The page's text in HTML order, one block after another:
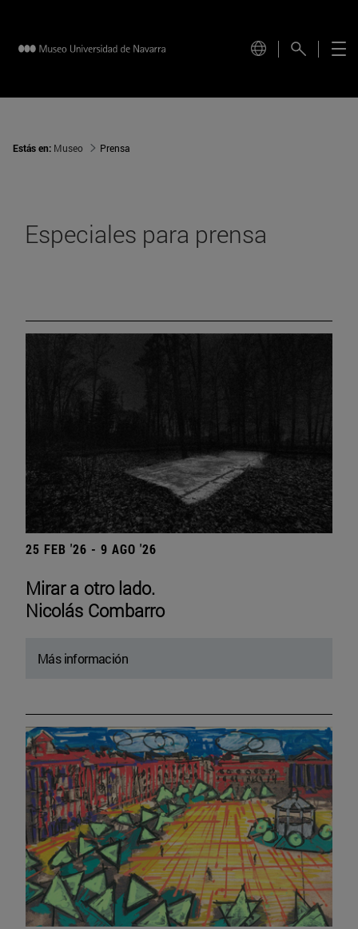
Estás en: Museo Prensa
Especiales para prensa
25 FEB '26 - 9 AGO '26
Mirar a otro lado.
Nicolás Combarro
Más información